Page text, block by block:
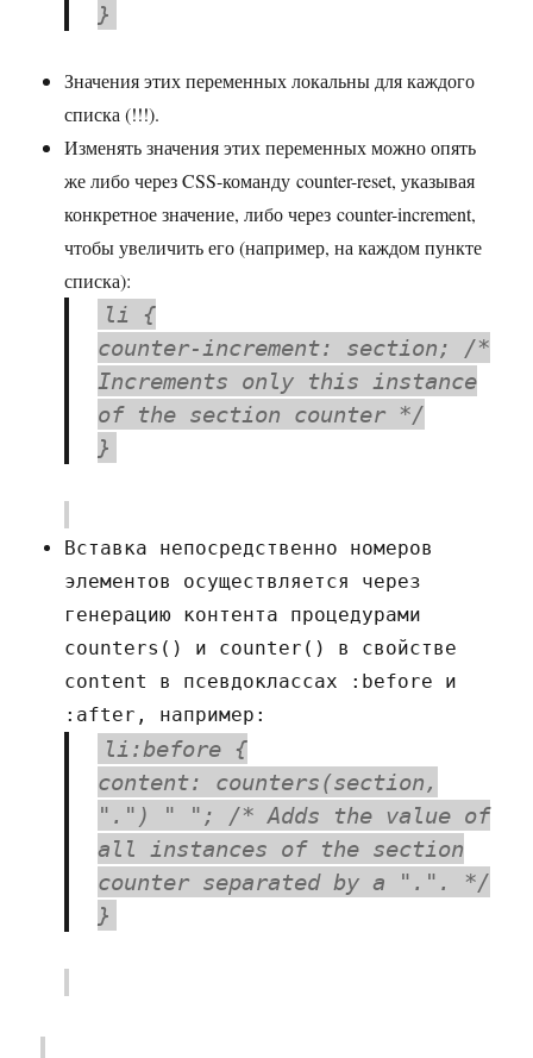
}
Значения этих переменных локальны для каждого
списка (!!!).
Изменять значения этих переменных можно опять
же либо через CSS-команду counter-reset, указывая
конкретное значение, либо через counter-increment,
чтобы увеличить его (например, на каждом пункте
списка):
li {
counter-increment: section; /*
Increments only this instance
of the section counter */
}
Вставка непосредственно номеров
элементов осуществляется через
генерацию контента процедурами
counters() и counter() в свойстве
content в псевдоклассах :before и
:after, например:
li:before {
content: counters(section,
".") " "; /* Adds the value of
all instances of the section
counter separated by a ".". */
}